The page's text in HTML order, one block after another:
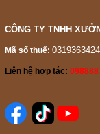
CÔNG TY TNHH
Mã số thuế: 0319363424
Liên hệ hợp tác: